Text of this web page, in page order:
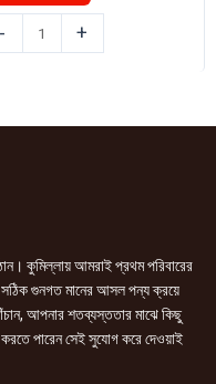
৳ 507.00.
- +
কুমিল্লায় আমরাই প্রথম পরিবারের
সঠিক গুনগত মানের আসল পন্য ক্রয়ে
আপনার শতব্যস্ততার মাঝে কিছু
পারেন সেই সুযোগ করে দেওয়াই